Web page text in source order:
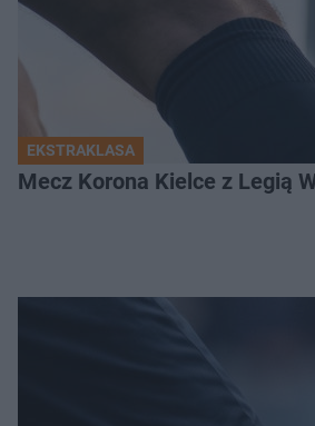
EKSTRAKLASA
Mecz Korona Kielce z Legią